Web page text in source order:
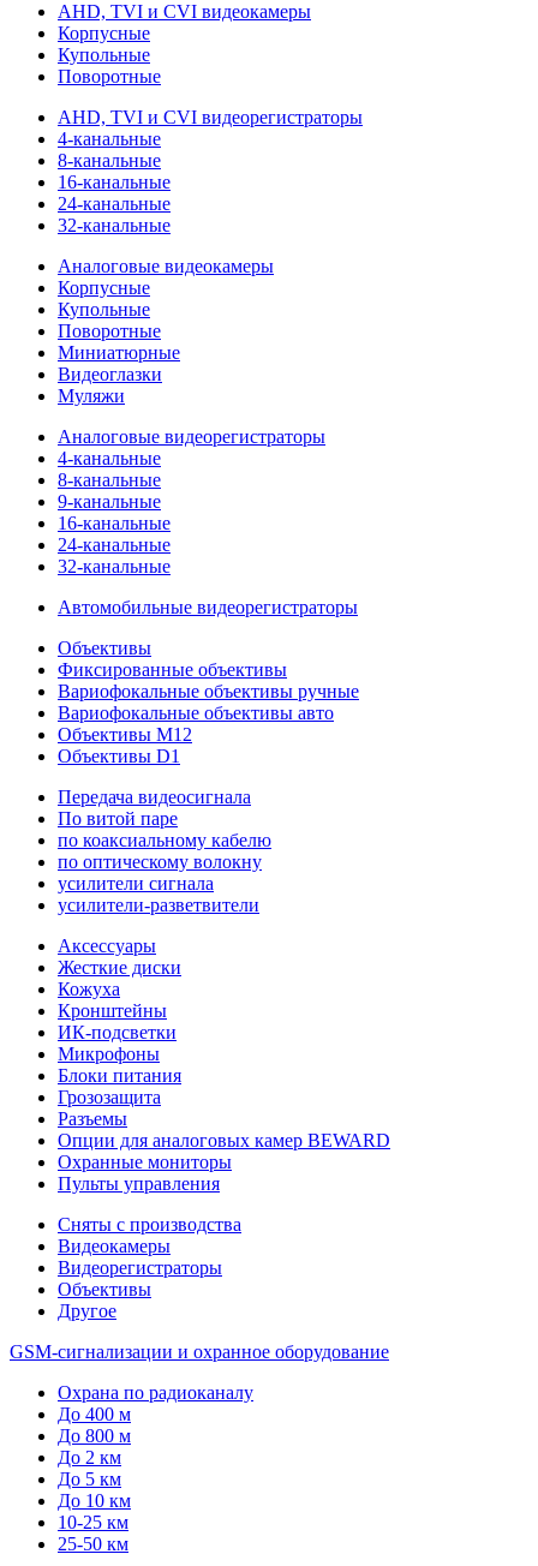
AHD, TVI и CVI видеокамеры
Корпусные
Купольные
Поворотные
AHD, TVI и CVI видеорегистраторы
4-канальные
8-канальные
16-канальные
24-канальные
32-канальные
Аналоговые видеокамеры
Корпусные
Купольные
Поворотные
Миниатюрные
Видеоглазки
Муляжи
Аналоговые видеорегистраторы
4-канальные
8-канальные
9-канальные
16-канальные
24-канальные
32-канальные
Автомобильные видеорегистраторы
Объективы
Фиксированные объективы
Вариофокальные объективы ручные
Вариофокальные объективы авто
Объективы M12
Объективы D1
Передача видеосигнала
По витой паре
по коаксиальному кабелю
по оптическому волокну
усилители сигнала
усилители-разветвители
Аксессуары
Жесткие диски
Кожуха
Кронштейны
ИК-подсветки
Микрофоны
Блоки питания
Грозозащита
Разъемы
Опции для аналоговых камер BEWARD
Охранные мониторы
Пульты управления
Сняты с производства
Видеокамеры
Видеорегистраторы
Объективы
Другое
GSM-сигнализации и охранное оборудование
Охрана по радиоканалу
До 400 м
До 800 м
До 2 км
До 5 км
До 10 км
10-25 км
25-50 км